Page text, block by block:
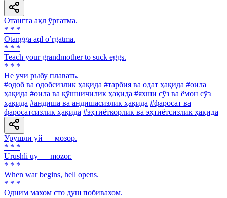
Отангга ақл ўргатма.
* * *
Otangga aql oʼrgatma.
* * *
Teach your grandmother to suck eggs.
* * *
He учи рыбу плавать.
#одоб ва одобсизлик ҳақида #тарбия ва одат ҳақида #оила
ҳақида #оила ва қўшничилик ҳақида #яхши сўз ва ёмон сўз
ҳақида #андиша ва андишасизлик ҳақида #фаросат ва
фаросатсизлик ҳақида #эҳтиёткорлик ва эҳтиётсизлик ҳақида
Урушли уй — мозор.
* * *
Urushli uy — mozor.
* * *
When war begins, hell opens.
* * *
Одним махом сто душ побивахом.